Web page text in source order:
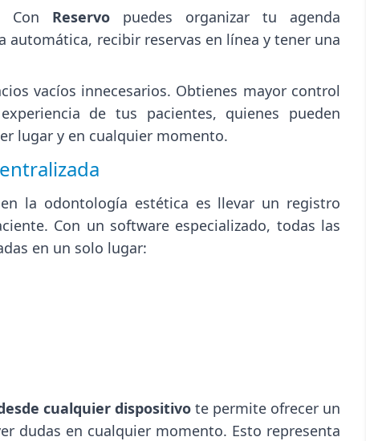
Con Reservopuedes organizar tu agenda
recibir reservas en línea y tener una
vacíos innecesarios. Obtienes mayor control
de tus pacientes, quienes pueden
lugar y en cualquier momento.
la odontología estética es llevar un registro
Con un software especializado, todas las
en un solo lugar:
cualquier dispositivo te permite ofrecer un
dudas en cualquier momento. Esto representa